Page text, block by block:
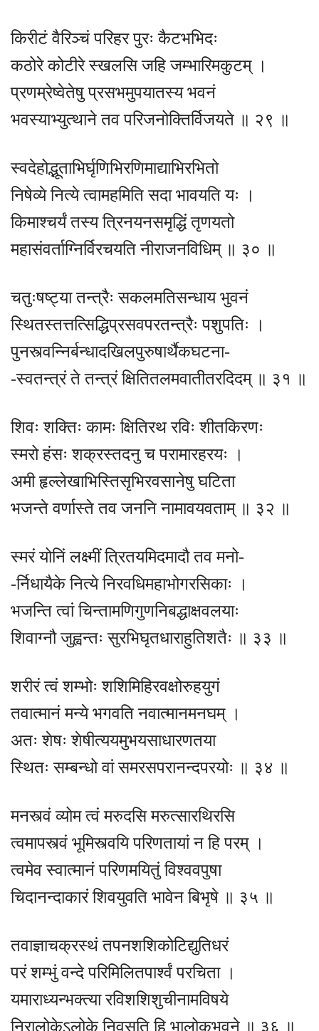
किरीटं वैरिञ्चं परिहर पुरः कैटभभिदः
कठोरे कोटीरे स्खलसि जहि जम्भारिमकुटम् ।
प्रणम्रेष्वेतेषु प्रसभमुपयातस्य भवनं
भवस्याभ्युत्थाने तव परिजनोक्तिर्विजयते ॥ २९ ॥
स्वदेहोद्भूताभिर्घृणिभिरणिमाद्याभिरभितो
निषेव्ये नित्ये त्वामहमिति सदा भावयति यः ।
किमाश्चर्यं तस्य त्रिनयनसमृद्धिं तृणयतो
महासंवर्ताग्निर्विरचयति नीराजनविधिम् ॥ ३० ॥
चतुःषष्ट्या तन्त्रैः सकलमतिसन्धाय भुवनं
स्थितस्तत्तत्सिद्धिप्रसवपरतन्त्रैः पशुपतिः ।
पुनस्त्वन्निर्बन्धादखिलपुरुषार्थैकघटना-
-स्वतन्त्रं ते तन्त्रं क्षितितलमवातीतरदिदम् ॥ ३१ ॥
शिवः शक्तिः कामः क्षितिरथ रविः शीतकिरणः
स्मरो हंसः शक्रस्तदनु च परामारहरयः ।
अमी हृल्लेखाभिस्तिसृभिरवसानेषु घटिता
भजन्ते वर्णास्ते तव जननि नामावयवताम् ॥ ३२ ॥
स्मरं योनिं लक्ष्मीं त्रितयमिदमादौ तव मनो-
-र्निधायैके नित्ये निरवधिमहाभोगरसिकाः ।
भजन्ति त्वां चिन्तामणिगुणनिबद्धाक्षवलयाः
शिवाग्नौ जुह्वन्तः सुरभिघृतधाराहुतिशतैः ॥ ३३ ॥
शरीरं त्वं शम्भोः शशिमिहिरवक्षोरुहयुगं
तवात्मानं मन्ये भगवति नवात्मानमनघम् ।
अतः शेषः शेषीत्ययमुभयसाधारणतया
स्थितः सम्बन्धो वां समरसपरानन्दपरयोः ॥ ३४ ॥
मनस्त्वं व्योम त्वं मरुदसि मरुत्सारथिरसि
त्वमापस्त्वं भूमिस्त्वयि परिणतायां न हि परम् ।
त्वमेव स्वात्मानं परिणमयितुं विश्ववपुषा
चिदानन्दाकारं शिवयुवति भावेन बिभृषे ॥ ३५ ॥
तवाज्ञाचक्रस्थं तपनशशिकोटिद्युतिधरं
परं शम्भुं वन्दे परिमिलितपार्श्वं परचिता ।
यमाराध्यन्भक्त्या रविशशिशुचीनामविषये
निरालोकेऽलोके निवसति हि भालोकभुवने ॥ ३६ ॥